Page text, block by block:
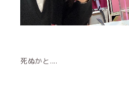
死ぬかと....